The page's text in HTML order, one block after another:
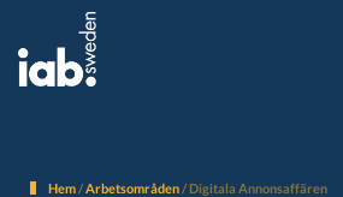
Hem/Arbetsområden/ Digitala Annonsaffären